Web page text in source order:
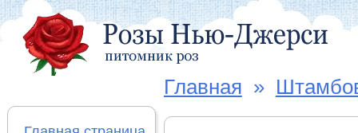
Главная »